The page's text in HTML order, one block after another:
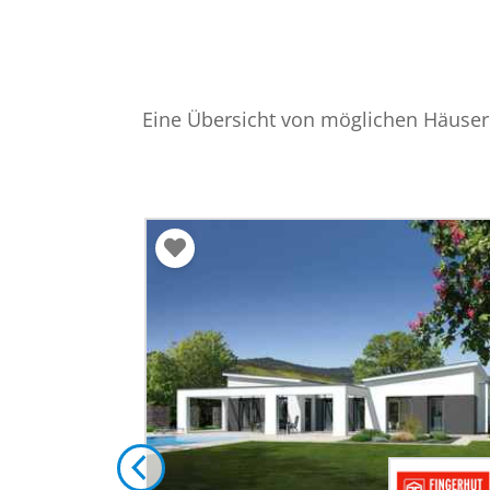
Eine Übersicht von möglichen